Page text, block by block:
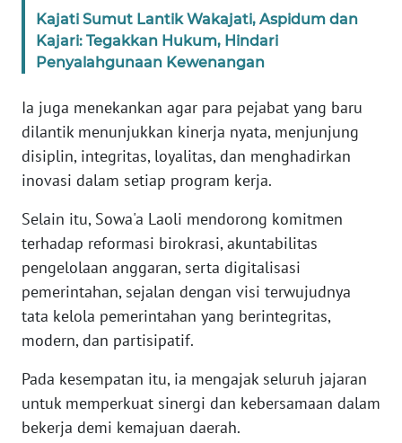
Kajati Sumut Lantik Wakajati, Aspidum dan
Kajari: Tegakkan Hukum, Hindari
Penyalahgunaan Kewenangan
Ia juga menekankan agar para pejabat yang baru
dilantik menunjukkan kinerja nyata, menjunjung
disiplin, integritas, loyalitas, dan menghadirkan
inovasi dalam setiap program kerja.
Selain itu, Sowa'a Laoli mendorong komitmen
terhadap reformasi birokrasi, akuntabilitas
pengelolaan anggaran, serta digitalisasi
pemerintahan, sejalan dengan visi terwujudnya
tata kelola pemerintahan yang berintegritas,
modern, dan partisipatif.
Pada kesempatan itu, ia mengajak seluruh jajaran
untuk memperkuat sinergi dan kebersamaan dalam
bekerja demi kemajuan daerah.
WN
NTB
WN
SULTENG
SULBAR
WN
BABEL
SUMBAR
WN
WN